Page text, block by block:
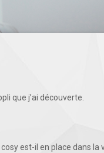
que j’ai découverte.
est-il en place dans la